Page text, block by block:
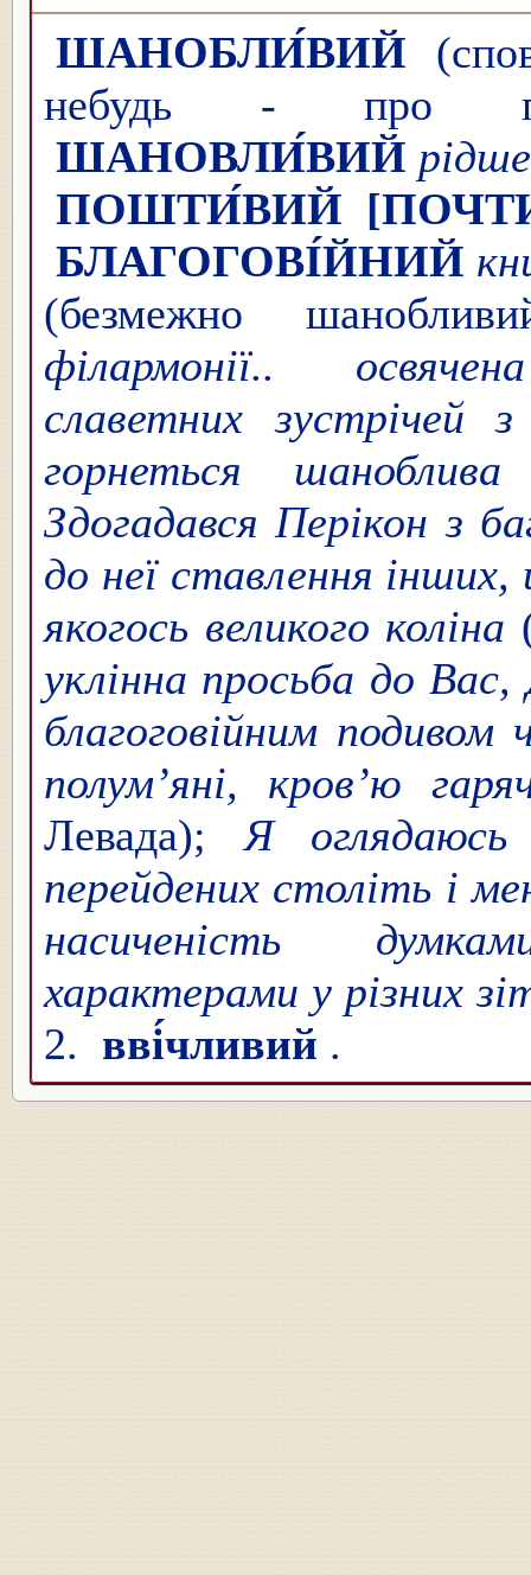
ШАНОБЛИ́ВИЙ
небудь - про
ШАНОВЛИ́ВИЙ
ПОШТИ́ВИЙ
БЛАГОГОВІ́ЙНИЙ
(безмежно
філармонії..
славетних зустрічей
горнеться
Здогадався Перікон з
до неї ставлення
якогось великого коліна
уклінна просьба до
благоговійним
полум’яні, кров’ю
Левада);Я оглядаюсь
перейдених століть і
насиченість
характерами у різних
2. вві́чливий .